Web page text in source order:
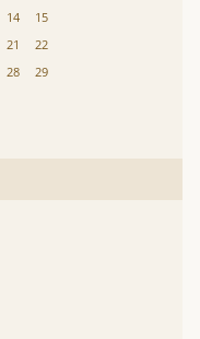
14
15
21
22
28
29